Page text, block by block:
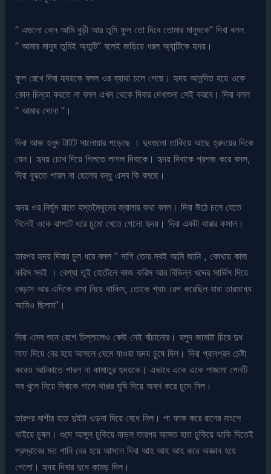
” এগুলো কেন আমি বুড়ী আর তুমি ফুল তো দিবে তোমার মানুষকে” দিবা বলল
” আমার মানুষ তুমিই অ্যান্টি” বলেই জড়িয়ে ধরল অ্যান্টিকে হৃদয়।
ফুল রেখে দিবা হৃদয়কে বলল ওর ব্যাথা চলে গেছে। হৃদয় আনন্দিত হয়ে ওকে
কোন চিন্তা করতে না বলল এখন থেকে দিবার দেখাশুনা সেই করবে। দিবা বলল
” আমার সোনা ”।
দিবা আজ হলুদ টাইট সালোয়ার পড়েছে । দুধগুলো তাকিয়ে আছে হ্রদয়ের দিকে
যেন। হৃদয় চোখ দিয়ে গিলতে লাগল দিবাকে। হৃদয় দিবাকে প্রপজ করে বসল,
দিবা বুঝতে পারল না ছেলের বন্ধু এসব কি বলছে।
হৃদয় ওর নির্ঘুম রাতে হস্তমৈথুনের জ্বালার কথা বলল। দিবা উঠে চলে যেতে
নিলেই ওকে ঝাপটে ধরে চুমো খেতে গেলো হৃদয়। দিবা একটা থাপ্পর কসাল।
তারপর হৃদয় দিবার চুল ধরে বলল ” মাগি তোর সবই আমি জানি , কোথায় কাজ
করিস সবই । বেশ্যা তুই হোটেলে কাজ করিস আর বিভিন্ন খদ্দের সার্ভিস দিয়ে
বেড়াস আর এদিকে বাসা নিয়ে থাকিস, তোকে গ্যাং রেপ করেছিল যারা তারমধ্যে
আমিও ছিলাম”।
দিবা এসব শুনে রেগে চিল্লালেও কেউ নেই বাঁচানোর। হলুদ জামাটা চিরে দুধ
লাফ দিয়ে বের হয়ে আসলে ঘেমে যাওয়া হৃদয় চুষে দিল। দিবা প্রানপ্রন চেষ্টা
করেও আটকাতে পারল না কামাতুর হৃদয়কে। এভাবে একে একে পাজামা পেনটি
সব খুলে নিয়ে দিবাকে গালে থাপ্পর ঘুষি দিয়ে অবশ করে চুদে নিল।
তারপর মাগীর হাত দুইটা ওড়না দিয়ে বেধে নিল। পা ফাক করে রানের মাংশে
থাইয়ে চুষল। গুদে আঙ্গুল ঢুকিয়ে নাড়ল তারপর আসত হাত ঢুকিয়ে ঝাকি দিতেই
প্রস্রাবের মত পানি বের হয়ে আসলে দিবা আহ আহ আহ করে অজ্ঞান হয়ে
গেলো। হৃদয় দিবার দুধে কামড় দিল।